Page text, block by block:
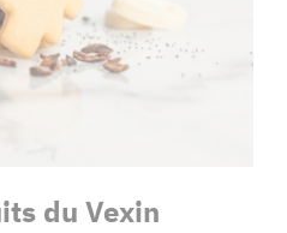
du Vexin